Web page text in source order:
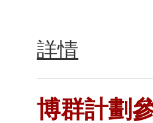
詳情
博群計劃